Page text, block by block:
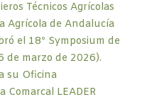
Técnicos Agrícolas
Agrícola de Andalucía
el 18º Symposium de
de marzo de 2026).
su Oficina
Comarcal LEADER